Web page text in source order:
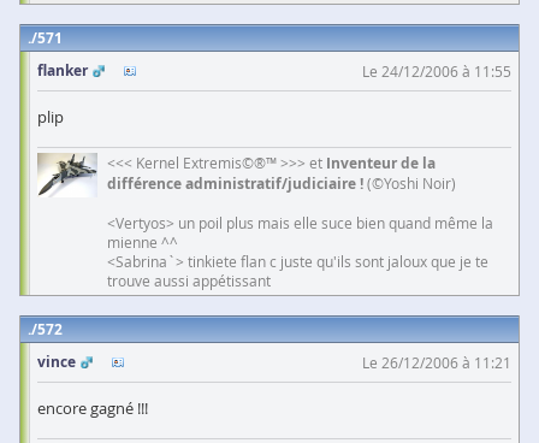
571
flanker
Le 24/12/2006 à 11:55
plip
<<< Kernel Extremis©®™ >>> et Inventeur de la
différence administratif/judiciaire !(©Yoshi Noir)
<Vertyos> un poil plus mais elle suce bien quand même la
mienne ^^
<Sabrina`> tinkiete flan c juste qu'ils sont jaloux que je te
trouve aussi appétissant
572
vince
Le 26/12/2006 à 11:21
encore gagné !!!